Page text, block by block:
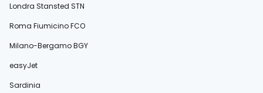
Londra Stansted STN
Roma Fiumicino FCO
Milano-Bergamo BGY
easyJet
Sardinia